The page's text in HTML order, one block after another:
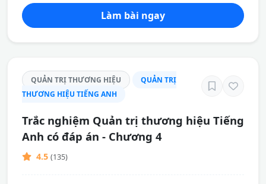
Làm bài ngay
QUẢN TRỊ THƯƠNG HIỆU
QUẢN TRỊ
THƯƠNG HIỆU TIẾNG ANH
Trắc nghiệm Quản trị thương hiệu Tiếng
Anh có đáp án - Chương 4
4.5 (135)